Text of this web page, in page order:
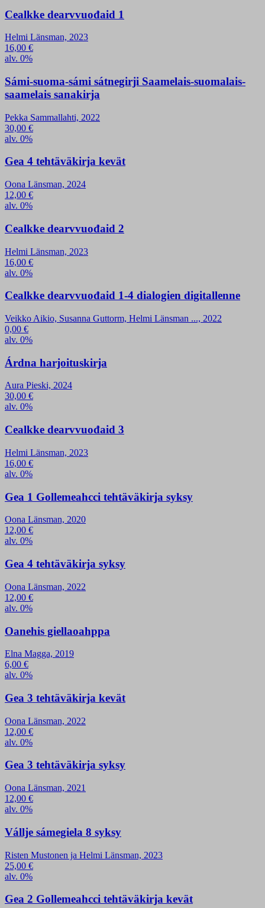
Cealkke dearvvuođaid 1
Helmi Länsman, 2023
16,00 €
alv. 0%
Sámi-suoma-sámi sátnegirji Saamelais-suomalais-
saamelais sanakirja
Pekka Sammallahti, 2022
30,00 €
alv. 0%
Gea 4 tehtäväkirja kevät
Oona Länsman, 2024
12,00 €
alv. 0%
Cealkke dearvvuođaid 2
Helmi Länsman, 2023
16,00 €
alv. 0%
Cealkke dearvvuođaid 1-4 dialogien digitallenne
Veikko Aikio, Susanna Guttorm, Helmi Länsman ..., 2022
0,00 €
alv. 0%
Árdna harjoituskirja
Aura Pieski, 2024
30,00 €
alv. 0%
Cealkke dearvvuođaid 3
Helmi Länsman, 2023
16,00 €
alv. 0%
Gea 1 Gollemeahcci tehtäväkirja syksy
Oona Länsman, 2020
12,00 €
alv. 0%
Gea 4 tehtäväkirja syksy
Oona Länsman, 2022
12,00 €
alv. 0%
Oanehis giellaoahppa
Elna Magga, 2019
6,00 €
alv. 0%
Gea 3 tehtäväkirja kevät
Oona Länsman, 2022
12,00 €
alv. 0%
Gea 3 tehtäväkirja syksy
Oona Länsman, 2021
12,00 €
alv. 0%
Vállje sámegiela 8 syksy
Risten Mustonen ja Helmi Länsman, 2023
25,00 €
alv. 0%
Gea 2 Gollemeahcci tehtäväkirja kevät